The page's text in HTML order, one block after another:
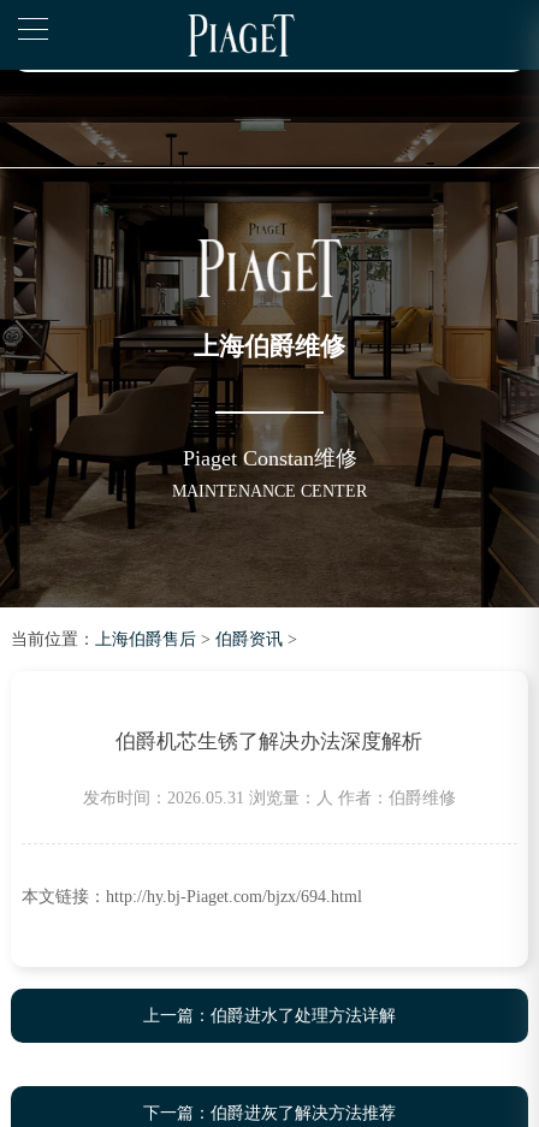
2026年6月上海市伯爵官方售后客户服务热线：400-882-0752
2026年6月伯爵售后服务中心最新网点地址：
上海市黄浦区南京东路299号宏伊国际广场写字楼8层806室（需提前预约）
上海市黄浦区南京东路299号宏伊国际广场写字楼8层806室伯爵售后服务中心（需提前预约）
节假日正常营业！
上海伯爵维修
Piaget Constan维修
MAINTENANCE CENTER
当前位置： 上海伯爵售后> 伯爵资讯>
伯爵机芯生锈了解决办法深度解析
发布时间：2026.05.31 浏览量： 人 作者：伯爵维修
本文链接：http://hy.bj-Piaget.com/bjzx/694.html
上一篇： 伯爵进水了处理方法详解
下一篇： 伯爵进灰了解决方法推荐